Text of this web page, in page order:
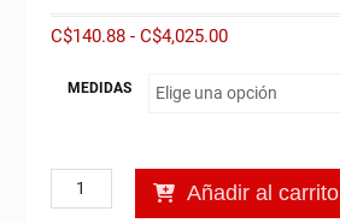
C$140.88 - C$4,025.00Rango
precios:
hasta
C$4,025.00
MEDIDAS
Bolsas
de
Añadir al carrito